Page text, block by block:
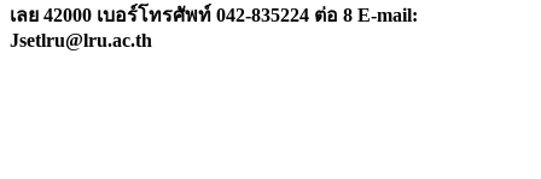
เลย 42000 เบอร์โทรศัพท์ 042-835224 ต่อ 8 E-mail:
Jsetlru@lru.ac.th